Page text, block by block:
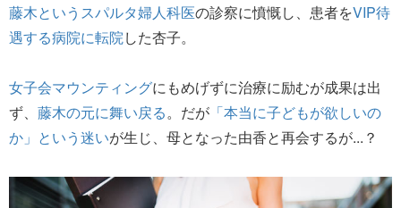
藤木というスパルタ婦人科医の診察に憤慨し、患者をVIP待
遇する病院に転院した杏子。
女子会マウンティングにもめげずに治療に励むが成果は出
ず、 藤木の元に舞い戻る。だが 「本当に子どもが欲しいの
か」という迷いが生じ、母となった由香と再会するが...？